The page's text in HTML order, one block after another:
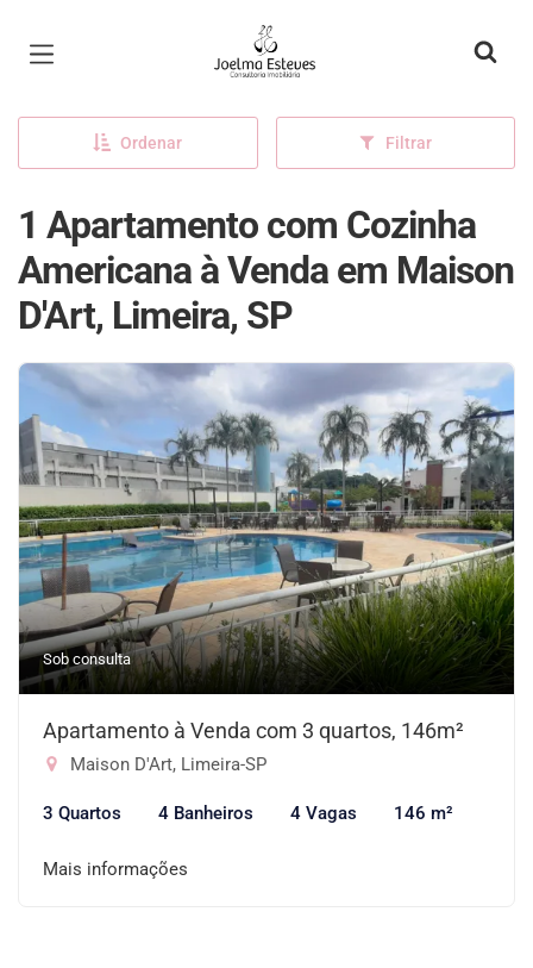
Página inicial
Ordenar Filtrar
1 Apartamento com Cozinha
Americana à Venda em Maison
D'Art, Limeira, SP
Sob consulta
Apartamento à Venda com 3 quartos, 146m²
Maison D'Art, Limeira-SP
3 Quartos 4 Banheiros 4 Vagas 146 m²
Mais informações